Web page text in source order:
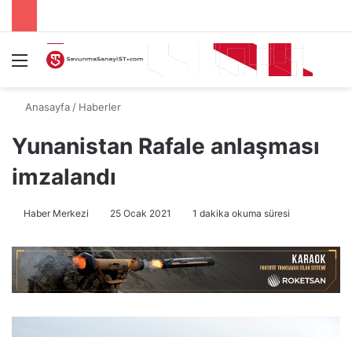
Menü
Anasayfa / Haberler
Yunanistan Rafale anlaşması
imzalandı
Haber Merkezi 25 Ocak 2021 1 dakika okuma süresi